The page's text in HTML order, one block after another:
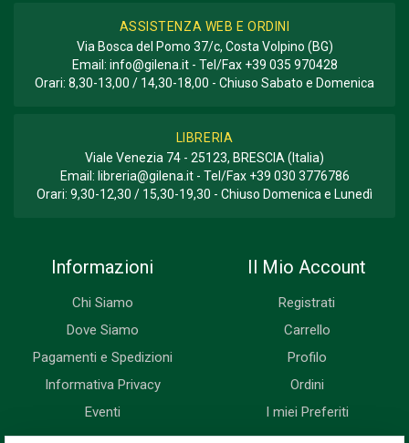
ASSISTENZA WEB E ORDINI
Via Bosca del Pomo 37/c, Costa Volpino (BG)
Email: info@gilena.it- Tel/Fax +39 035 970428
Orari: 8,30-13,00 / 14,30-18,00 - Chiuso Sabato e Domenica
LIBRERIA
Viale Venezia 74 - 25123, BRESCIA (Italia)
Email: libreria@gilena.it- Tel/Fax +39 030 3776786
Orari: 9,30-12,30 / 15,30-19,30 - Chiuso Domenica e Lunedì
Informazioni
Chi Siamo
Dove Siamo
Pagamenti e Spedizioni
Informativa Privacy
Eventi
Il Mio Account
Registrati
Carrello
Profilo
Ordini
I miei Preferiti